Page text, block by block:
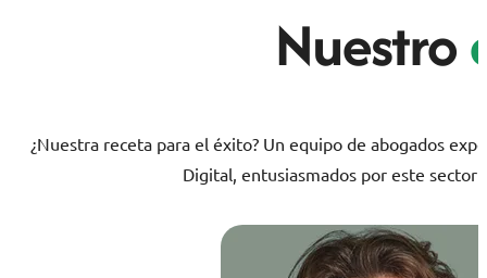
Nuestro
¿Nuestra receta para el éxito? Un equipo de abogados
Digital, entusiasmados por este sector